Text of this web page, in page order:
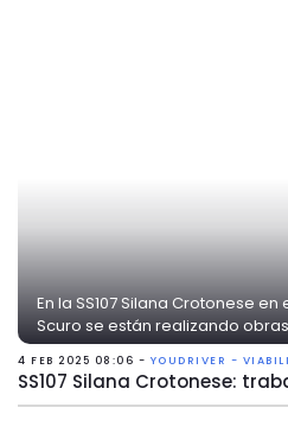
En la SS107 Silana Crotonese
Scuro se están realizando
4 FEB 2025 08:06 - YOUDRIVER -
SS107 Silana Crotonese: